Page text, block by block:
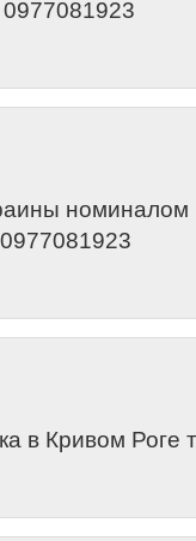
номиналом
в Кривом Роге